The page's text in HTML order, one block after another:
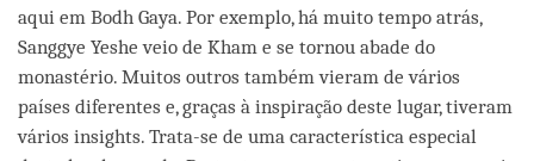
aqui em Bodh Gaya. Por exemplo, há muito tempo atrás,
Sanggye Yeshe veio de Kham e se tornou abade do
monastério. Muitos outros também vieram de vários
países diferentes e, graças à inspiração deste lugar, tiveram
vários insights. Trata-se de uma característica especial